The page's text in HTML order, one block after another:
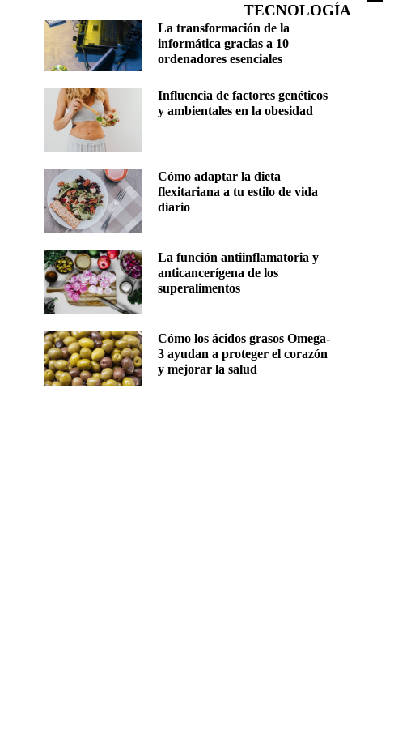
TECNOLOGÍA
La transformación de la
informática gracias a 10
ordenadores esenciales
Influencia de factores genéticos
y ambientales en la obesidad
Cómo adaptar la dieta
flexitariana a tu estilo de vida
diario
La función antiinflamatoria y
anticancerígena de los
superalimentos
Cómo los ácidos grasos Omega-
3 ayudan a proteger el corazón
y mejorar la salud